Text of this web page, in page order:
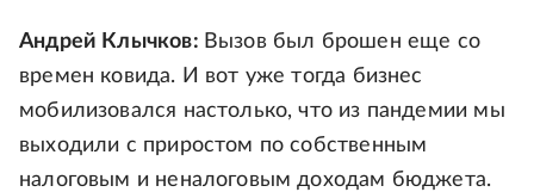
Андрей Клычков: Вызов был брошен еще со
времен ковида. И вот уже тогда бизнес
мобилизовался настолько, что из пандемии мы
выходили с приростом по собственным
налоговым и неналоговым доходам бюджета.